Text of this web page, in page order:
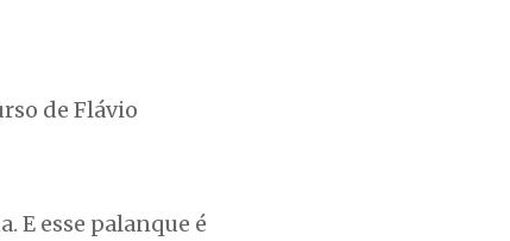
de Flávio
E esse palanque é